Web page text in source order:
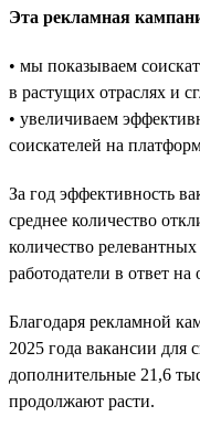
Эта рекламная
• мы показываем
в растущих отраслях и
• увеличиваем
соискателей на
За год эффективность
среднее количество
количество
работодатели в ответ
Благодаря рекламной
2025 года вакансии для
дополнительные 21,6
продолжают расти.